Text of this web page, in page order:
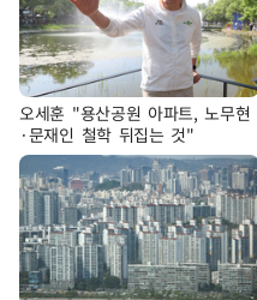
오세훈 "용산공원 아파트, 노무현
·문재인 철학 뒤집는 것"